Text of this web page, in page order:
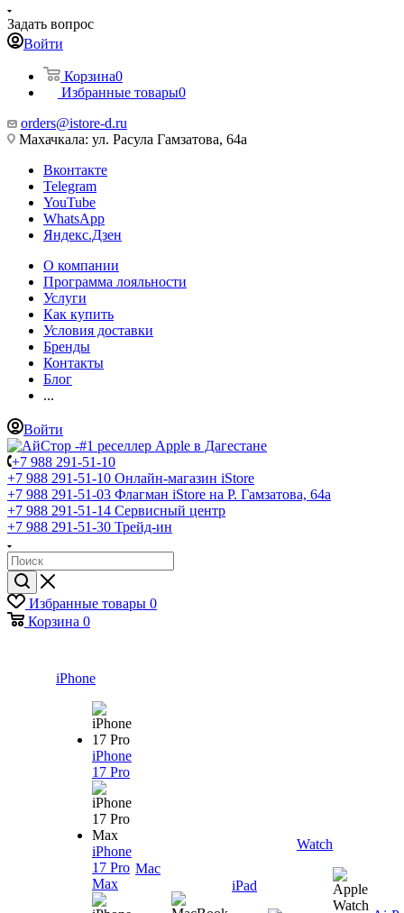
Задать вопрос
Войти
Корзина0
Избранные товары0
orders@istore-d.ru
Махачкала: ул. Расула Гамзатова, 64а
Вконтакте
Telegram
YouTube
WhatsApp
Яндекс.Дзен
О компании
Программа лояльности
Услуги
Как купить
Условия доставки
Бренды
Контакты
Блог
...
Войти
+7 988 291-51-10
+7 988 291-51-10 Онлайн-магазин iStore
+7 988 291-51-03 Флагман iStore на Р. Гамзатова, 64а
+7 988 291-51-14 Сервисный центр
+7 988 291-51-30 Трейд-ин
Избранные товары 0
Корзина 0
iPhone
iPhone
17 Pro
iPhone
17 Pro
Max
Mac
iPad
Watch